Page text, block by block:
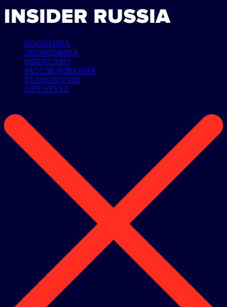
ПОЛИТИКА
ЭКОНОМИКА
ОБЩЕСТВО
РАССЛЕДОВАНИЯ
ТЕХНОЛОГИИ
LIFE STYLE